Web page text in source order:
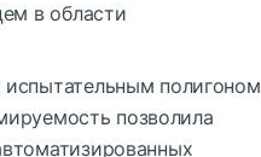
в области
полигоном
позволила